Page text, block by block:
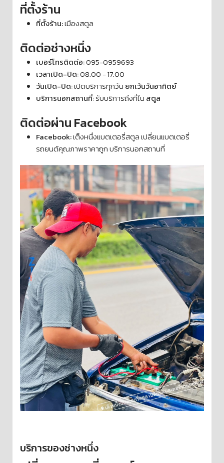
ที่ตั้งร้าน
ที่ตั้งร้าน:เมืองสตูล
ติดต่อช่างหนึ่ง
เบอร์โทรติดต่อ:095-0959693
เวลาเปิด-ปิด:08.00 - 17.00
วันเปิด-ปิด:เปิดบริการทุกวัน ยกเว้นวันอาทิตย์
บริการนอกสถานที่:รับบริการถึงที่ใน สตูล
ติดต่อผ่าน Facebook
Facebook:เต็งหนึ่งแบตเตอรี่สตูล เปลี่ยนแบตเตอรี่
รถยนต์คุณภาพราคาถูก บริการนอกสถานที่
บริการของช่างหนึ่ง